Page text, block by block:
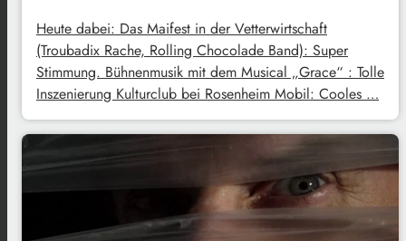
Heute dabei: Das Maifest in der Vetterwirtschaft
(Troubadix Rache, Rolling Chocolade Band): Super
Stimmung. Bühnenmusik mit dem Musical „Grace“ : Tolle
Inszenierung Kulturclub bei Rosenheim Mobil: Cooles …